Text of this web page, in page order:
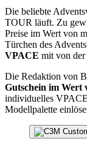
Die beliebte
TOUR läuft. Zu
Preise im Wert von
Türchen des
VPACE mit von der
Die Redaktion von
Gutschein im Wert
individuelles
Modellpalette